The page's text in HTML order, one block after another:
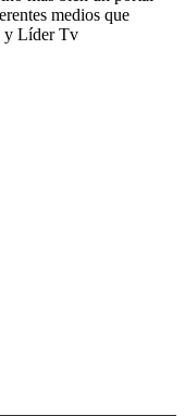
medios que
y Líder Tv